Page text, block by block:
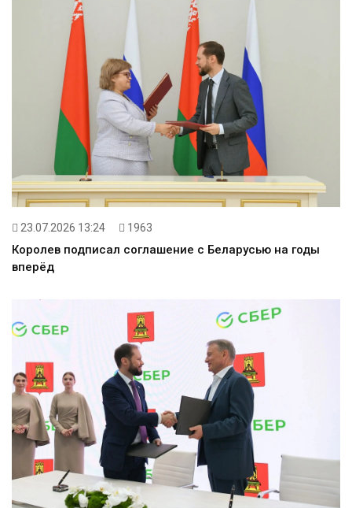
23.07.2026 13:24 1963
Королев подписал соглашение с Беларусью на годы
вперёд